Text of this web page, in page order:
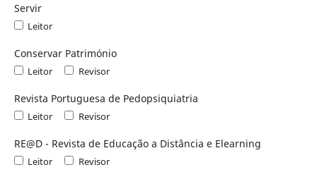
Servir
Leitor
Conservar Património
Leitor Revisor
Revista Portuguesa de Pedopsiquiatria
Leitor Revisor
RE@D - Revista de Educação a Distância e Elearning
Leitor Revisor